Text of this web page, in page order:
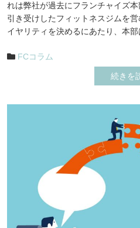
れは弊社が過去にフランチャイズ
引き受けしたフィットネスジムを
イヤリティを決めるにあたり、本
FCコラム
続きを